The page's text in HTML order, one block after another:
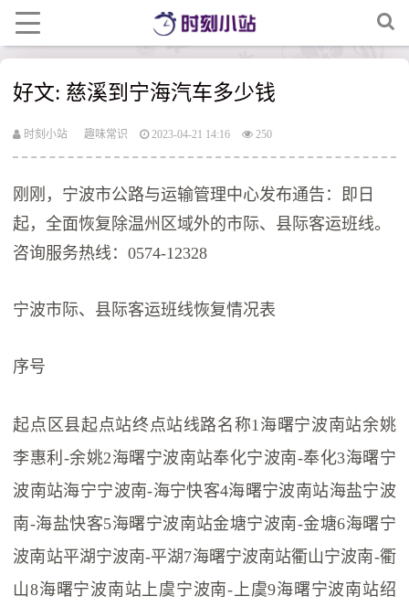
好文: 慈溪到宁海汽车多少钱
时刻小站 趣味常识 2023-04-21 14:16 250
刚刚，宁波市公路与运输管理中心发布通告：即日
起，全面恢复除温州区域外的市际、县际客运班线。
咨询服务热线：0574-12328
宁波市际、县际客运班线恢复情况表
序号
起点区县起点站终点站线路名称1海曙宁波南站余姚
李惠利-余姚2海曙宁波南站奉化宁波南-奉化3海曙宁
波南站海宁宁波南-海宁快客4海曙宁波南站海盐宁波
南-海盐快客5海曙宁波南站金塘宁波南-金塘6海曙宁
波南站平湖宁波南-平湖7海曙宁波南站衢山宁波南-衢
山8海曙宁波南站上虞宁波南-上虞9海曙宁波南站绍